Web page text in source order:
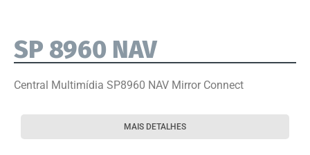
SP 8960 NAV
Central Multimídia SP8960 NAV Mirror Connect
MAIS DETALHES